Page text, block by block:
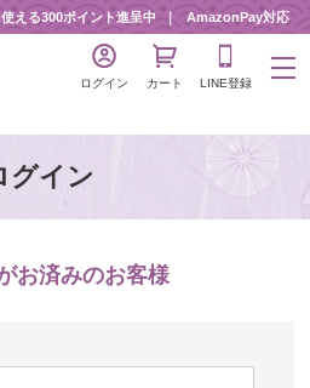
える300ポイント進呈中 AmazonPay対応
ログイン カート LINE登録
グイン
お済みのお客様